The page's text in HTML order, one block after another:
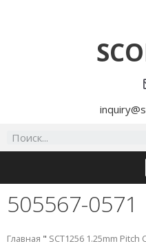
505567-0571
Главная " SCT1256 1.25mm Pitch